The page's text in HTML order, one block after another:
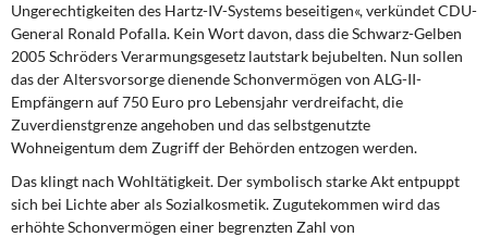
Öffentliche Infrastruktur und Daseinsvorsorge
Eurokrise und Griechenland
DIE LINKE
Memo-Gruppe
Ungerechtigkeiten des Hartz-IV-Systems beseitigen«, verkündet CDU-
General Ronald Pofalla. Kein Wort davon, dass die Schwarz-Gelben
2005 Schröders Verarmungsgesetz lautstark bejubelten. Nun sollen
das der Altersvorsorge dienende Schonvermögen von ALG-II-
Empfängern auf 750 Euro pro Lebensjahr verdreifacht, die
Zuverdienstgrenze angehoben und das selbstgenutzte
Wohneigentum dem Zugriff der Behörden entzogen werden.
Das klingt nach Wohltätigkeit. Der symbolisch starke Akt entpuppt
sich bei Lichte aber als Sozialkosmetik. Zugutekommen wird das
erhöhte Schonvermögen einer begrenzten Zahl von